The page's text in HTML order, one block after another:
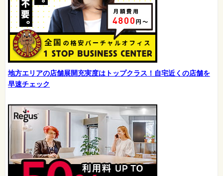
地方エリアの店舗展開充実度はトップクラス！自宅近くの店舗を
早速チェック